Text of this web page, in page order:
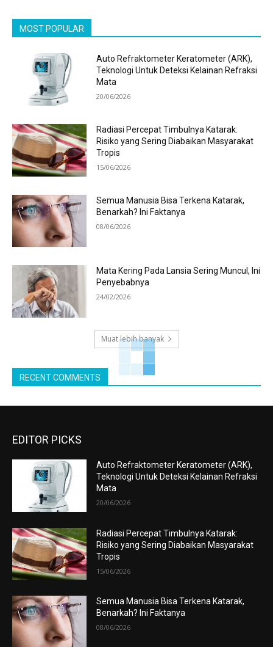
MOST POPULAR
Auto Refraktometer Keratometer (ARK),
Teknologi Untuk Deteksi Kelainan Refraksi
Mata
20/06/2026
Radiasi Percepat Timbulnya Katarak:
Risiko yang Sering Diabaikan Masyarakat
Tropis
15/06/2026
Semua Manusia Bisa Terkena Katarak,
Benarkah? Ini Faktanya
08/06/2026
Mata Kering Pada Lansia Sering Muncul, Ini
Penyebabnya
24/02/2026
Muat lebih banyak
RECENT COMMENTS
EDITOR PICKS
Auto Refraktometer Keratometer (ARK),
Teknologi Untuk Deteksi Kelainan Refraksi
Mata
20/06/2026
Radiasi Percepat Timbulnya Katarak:
Risiko yang Sering Diabaikan Masyarakat
Tropis
15/06/2026
Semua Manusia Bisa Terkena Katarak,
Benarkah? Ini Faktanya
08/06/2026